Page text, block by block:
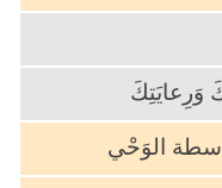
وَرِعايَتِكَ
الوَحْي